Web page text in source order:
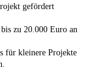
geför­dert
bis zu 20.000 Euro an
für klei­ne­re Pro­jek­te